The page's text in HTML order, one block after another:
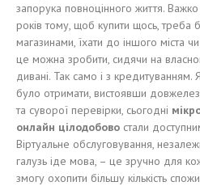
запорука повноцінного життя.
років тому, щоб купити щось, треба
магазинами, їхати до іншого міста
це можна зробити, сидячи на
дивані. Так само і з
було отримати, вистоявши
та суворої перевірки, сьогодні
онлайн цілодобово стали
Віртуальне обслуговування,
галузь іде мова, – це зручно для
змогу охопити більшу кількість